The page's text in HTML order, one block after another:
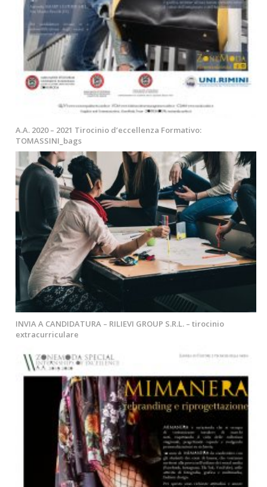
A.A. 2020 – 2021 Tirocinio d’eccellenza Formativo:
TOMASSINI_bags
INVIA A CANDIDATURA – RILIEVI GROUP S.R.L. – tirocinio
extracurriculare